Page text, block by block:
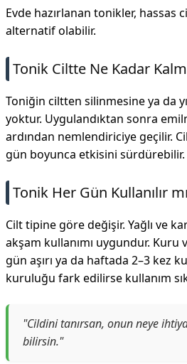
Evde hazırlanan tonikler, hassas
alternatif olabilir.
Tonik Ciltte Ne Kadar
Toniğin ciltten silinmesine ya da
yoktur. Uygulandıktan sonra
ardından nemlendiriciye geçilir.
gün boyunca etkisini sürdürebilir.
Tonik Her Gün Kullanılır
Cilt tipine göre değişir. Yağlı ve
akşam kullanımı uygundur. Kuru
gün aşırı ya da haftada 2–3 kez
kuruluğu fark edilirse kullanım
"Cildini tanırsan, onun neye
bilirsin."